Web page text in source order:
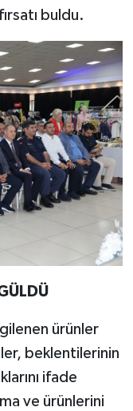
buldu.
ürünler
beklentilerinin
ifade
ve ürünlerini